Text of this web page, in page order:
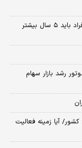
جزئیات صدور احکام بازنشستگی اعلام شد/ این افراد باید ۵ سال بیشتر
فردا شنبه ۱۷ مردادماه ۱۴۰۵/ موتور رشد بازار سهام
آیا زمینه فعالیت